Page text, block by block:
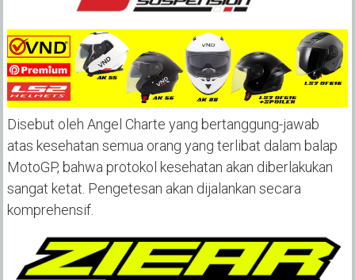
Disebut oleh Angel Charte yang bertanggung-jawab
atas kesehatan semua orang yang terlibat dalam balap
MotoGP, bahwa protokol kesehatan akan diberlakukan
sangat ketat. Pengetesan akan dijalankan secara
komprehensif.